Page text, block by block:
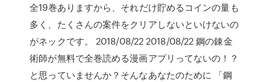
全19巻ありますから、それだけ貯めるコインの量も
多く、たくさんの案件をクリアしないといけないの
がネックです。 2018/08/22 2018/08/22 鋼の錬金
術師が無料で全巻読める漫画アプリってないの！？
と思っていませんか？そんなあなたのために 「鋼